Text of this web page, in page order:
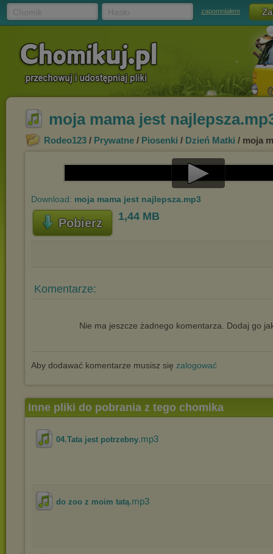
zapomniałem
moja mama jest
Rodeo123 / Prywatne / Piosenki / Dzień Matki / moja
Play
Download: moja mama jest najlepsza.mp3
Pobierz 1,44 MB
Komentarze:
Nie ma jeszcze żadnego komentarza. Dodaj go
Aby dodawać komentarze musisz się zalogować
Inne pliki do pobrania z tego chomika
04.Tata jest potrzebny.mp3
do zoo z moim tatą.mp3